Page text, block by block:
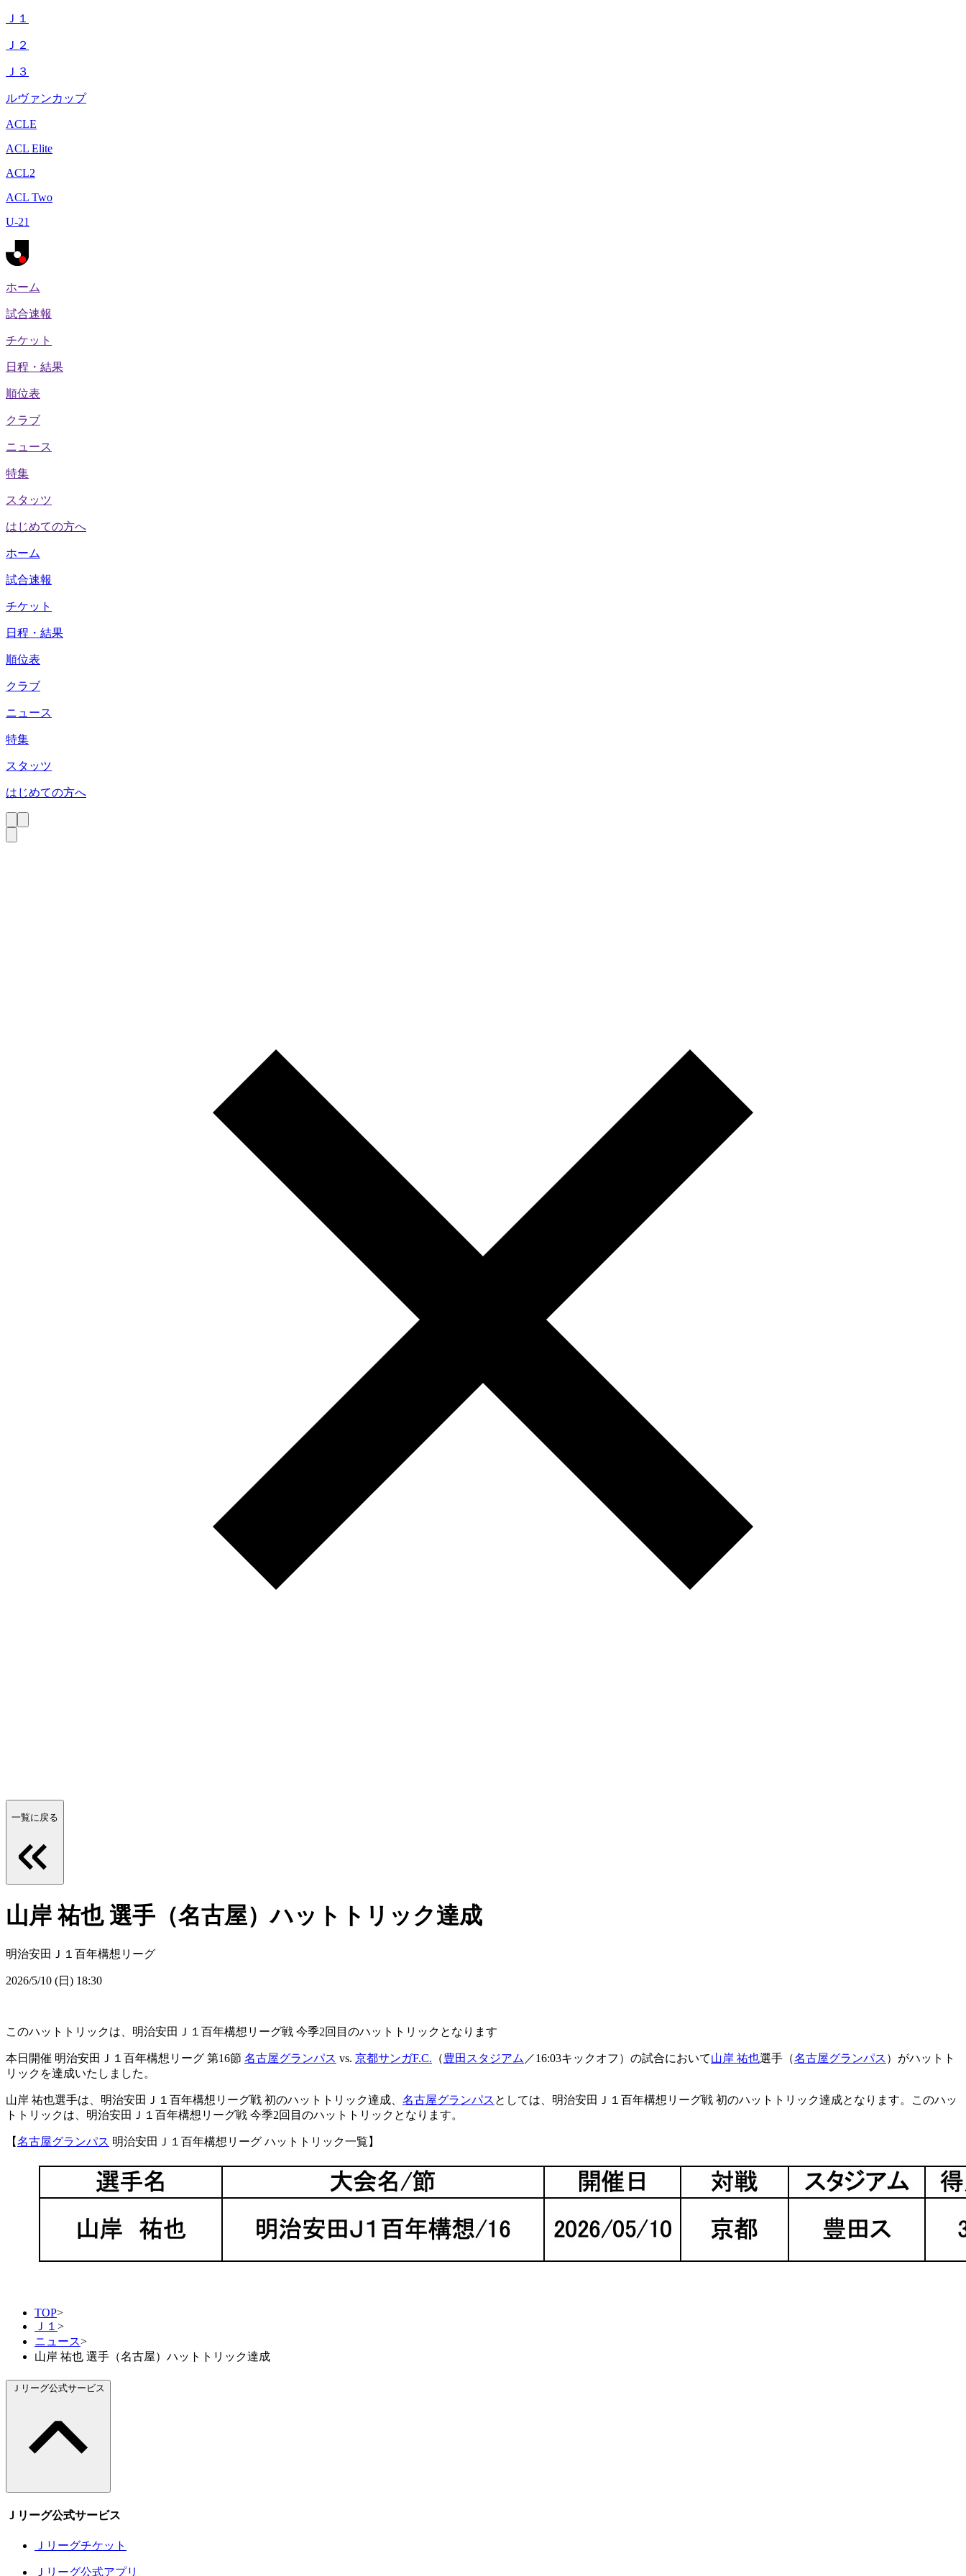
Ｊ１
Ｊ２
Ｊ３
ルヴァンカップ
ACLE
ACL Elite
ACL2
ACL Two
U-21
ホーム
試合速報
チケット
日程・結果
順位表
クラブ
ニュース
特集
スタッツ
はじめての方へ
ホーム
試合速報
チケット
日程・結果
順位表
クラブ
ニュース
特集
スタッツ
はじめての方へ
一覧に戻る
山岸 祐也 選手（名古屋）ハットトリック達成
明治安田Ｊ１百年構想リーグ
2026/5/10 (日) 18:30
このハットトリックは、明治安田Ｊ１百年構想リーグ戦 今季2回目のハットトリックとなります
本日開催 明治安田Ｊ１百年構想リーグ 第16節 名古屋グランパス vs. 京都サンガF.C. （豊田スタジアム ／16:03キックオフ）の試合において山岸 祐也選手（名古屋グランパス ）がハットト
リックを達成いたしました。
山岸 祐也選手は、明治安田Ｊ１百年構想リーグ戦 初のハットトリック達成、 名古屋グランパス としては、明治安田Ｊ１百年構想リーグ戦 初のハットトリック達成となります。このハッ
トトリックは、明治安田Ｊ１百年構想リーグ戦 今季2回目のハットトリックとなります。
【名古屋グランパス 明治安田Ｊ１百年構想リーグ ハットトリック一覧】
TOP>
Ｊ１ >
ニュース>
山岸 祐也 選手（名古屋）ハットトリック達成
Ｊリーグ公式サービス
Ｊリーグ公式サービス
Ｊリーグチケット
Ｊリーグ公式アプリ